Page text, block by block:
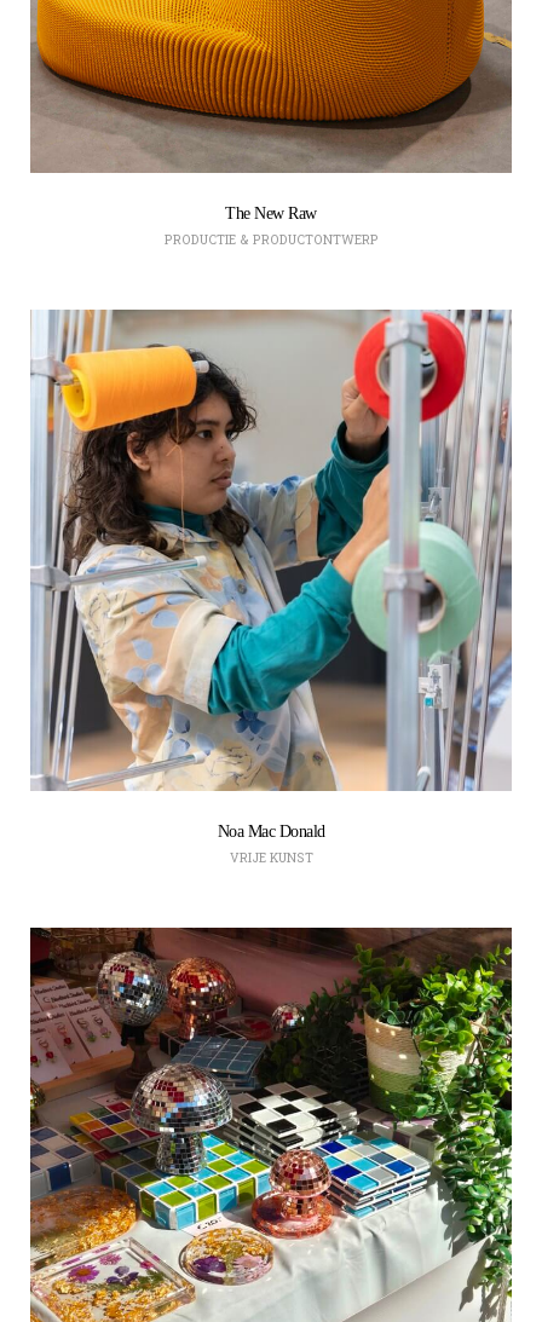
The New Raw
PRODUCTIE & PRODUCTONTWERP
Noa Mac Donald
VRIJE KUNST